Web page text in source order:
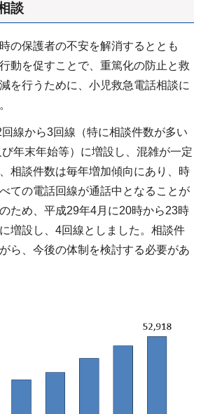
談
の保護者の不安を解消するととも
動を促すことで、重篤化の防止と救
を行うために、小児救急電話相談に
線から3回線（特に相談件数が多い
年末年始等）に増設し、混雑が一定
相談件数は毎年増加傾向にあり、時
ての電話回線が通話中となることが
ため、平成29年4月に20時から23時
増設し、4回線としました。相談件
ら、今後の体制を検討する必要があ